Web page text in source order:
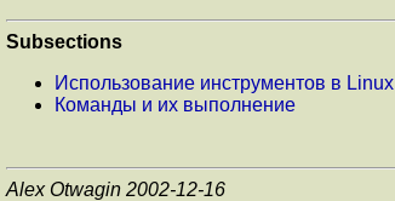
Subsections
Использование инструментов в Linux
Команды и их выполнение
Alex Otwagin 2002-12-16